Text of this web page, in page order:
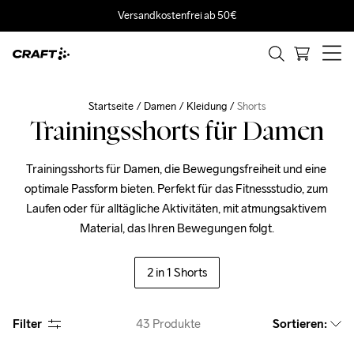
Versandkostenfrei ab 50€
Startseite Damen Kleidung Shorts
Trainingsshorts für Damen
Trainingsshorts für Damen, die Bewegungsfreiheit und eine
optimale Passform bieten. Perfekt für das Fitnessstudio, zum
Laufen oder für alltägliche Aktivitäten, mit atmungsaktivem
Material, das Ihren Bewegungen folgt.
2 in 1 Shorts
Filter 43 Produkte Sortieren: